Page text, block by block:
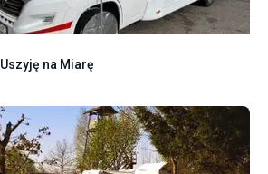
Uszyję na Miarę